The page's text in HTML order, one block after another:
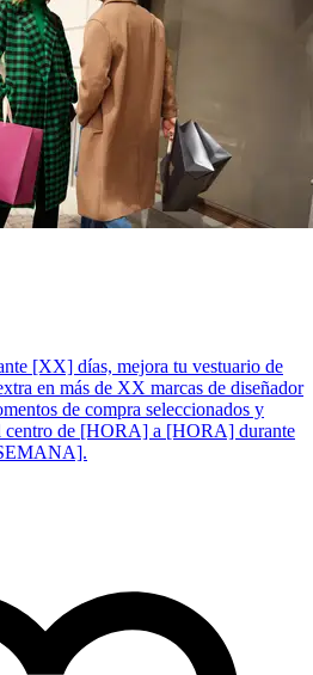
[XX] días, mejora tu vestuario de
en más de XX marcas de diseñador
de compra seleccionados y
centro de [HORA] a [HORA] durante